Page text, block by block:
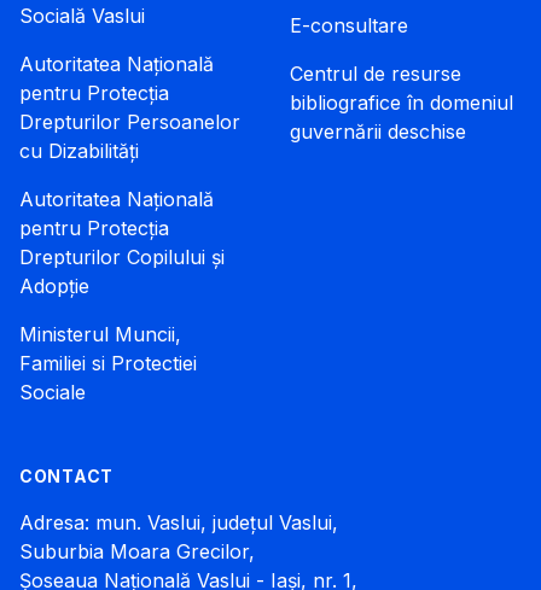
Socială Vaslui
Autoritatea Națională
pentru Protecția
Drepturilor Persoanelor
cu Dizabilități
Autoritatea Națională
pentru Protecția
Drepturilor Copilului și
Adopție
Ministerul Muncii,
Familiei si Protectiei
Sociale
E-consultare
Centrul de resurse
bibliografice în domeniul
guvernării deschise
CONTACT
Adresa: mun. Vaslui, județul Vaslui,
Suburbia Moara Grecilor,
Șoseaua Națională Vaslui - Iași, nr. 1,